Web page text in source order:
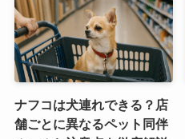
ナフコは犬連れできる？店
舗ごとに異なるペット同伴